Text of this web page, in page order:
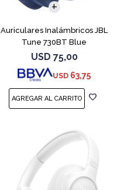
Auriculares Inalámbricos JBL
Tune 730BT Blue
USD 75,00
USD 63,75